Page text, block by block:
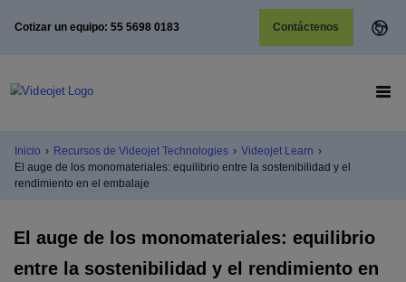
Cotizar un equipo: 55 5698 0183 Contáctenos
Inicio › Recursos de Videojet Technologies › Videojet Learn ›
El auge de los monomateriales: equilibrio entre la sostenibilidad y el
rendimiento en el embalaje
El auge de los monomateriales: equilibrio
entre la sostenibilidad y el rendimiento en